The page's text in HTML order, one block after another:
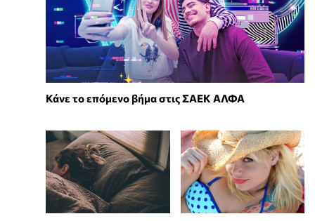
Κάνε το επόμενο βήμα στις ΣΑΕΚ ΑΛΦΑ